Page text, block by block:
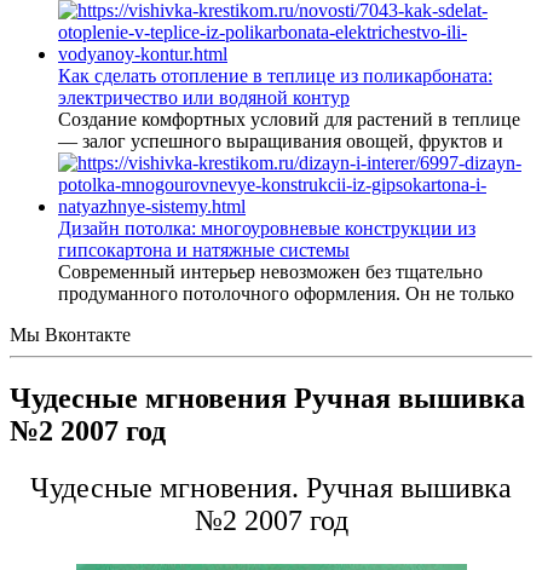
Как сделать отопление в теплице из поликарбоната:
электричество или водяной контур
Создание комфортных условий для растений в теплице
— залог успешного выращивания овощей, фруктов и
Дизайн потолка: многоуровневые конструкции из
гипсокартона и натяжные системы
Современный интерьер невозможен без тщательно
продуманного потолочного оформления. Он не только
Мы Вконтакте
Чудесные мгновения Ручная вышивка
№2 2007 год
Чудесные мгновения. Ручная вышивка
№2 2007 год